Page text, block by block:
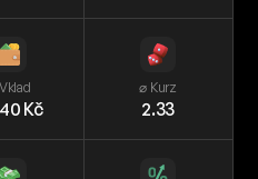
Kč
⌀ Kurz
2.33